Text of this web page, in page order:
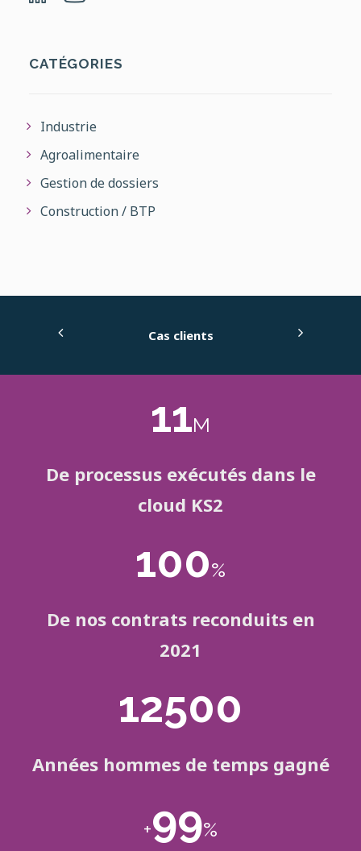
CATÉGORIES
Industrie
Agroalimentaire
Gestion de dossiers
Construction / BTP
Cas clients
11M
De processus exécutés dans le
cloud KS2
100%
De nos contrats reconduits en
2021
12500
Années hommes de temps gagné
+99%